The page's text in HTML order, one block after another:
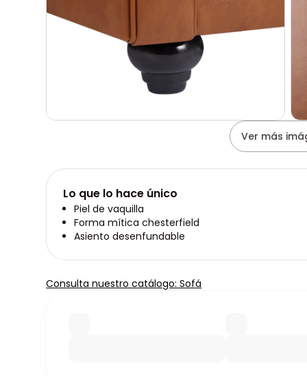
Ver más
Lo que lo hace único
Piel de vaquilla
Forma mítica chesterfield
Asiento desenfundable
Consulta nuestro catálogo: Sofá